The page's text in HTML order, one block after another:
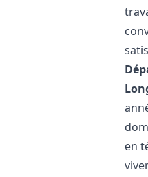
en